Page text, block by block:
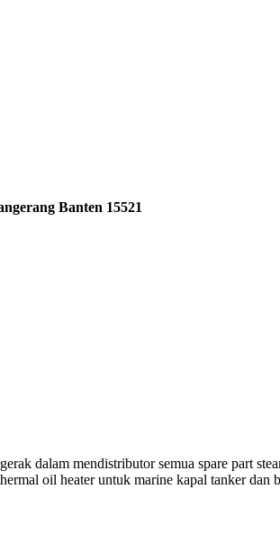
Banten 15521
dalam mendistributor semua spare part
oil heater untuk marine kapal tanker